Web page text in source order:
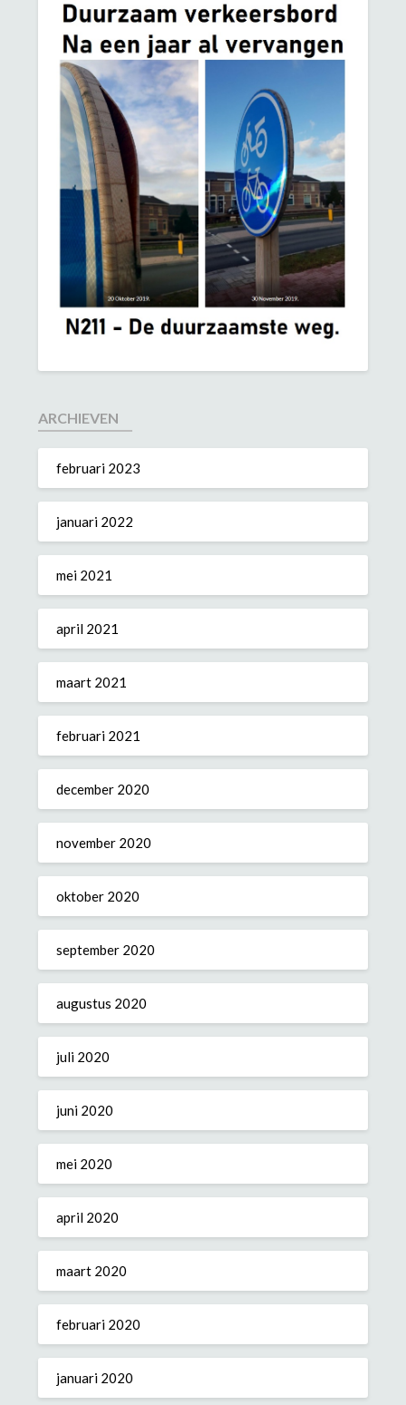
ARCHIEVEN
februari 2023
januari 2022
mei 2021
april 2021
maart 2021
februari 2021
december 2020
november 2020
oktober 2020
september 2020
augustus 2020
juli 2020
juni 2020
mei 2020
april 2020
maart 2020
februari 2020
januari 2020